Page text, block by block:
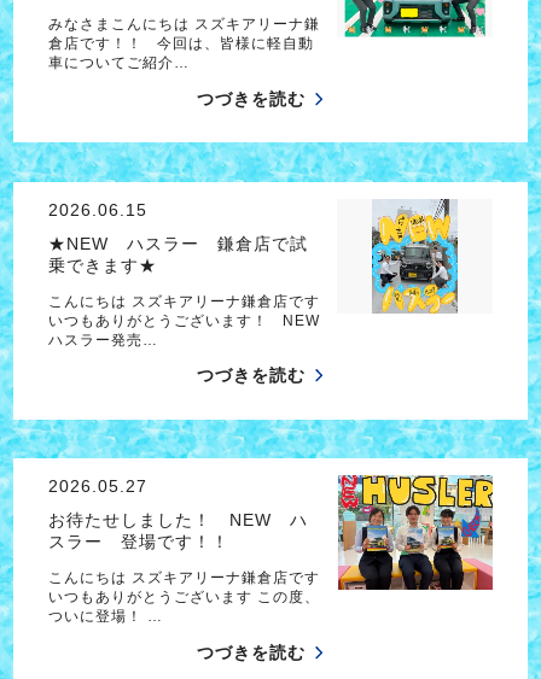
みなさまこんにちは スズキアリーナ鎌
倉店です！！ 今回は、皆様に軽自動
車についてご紹介…
つづきを読む
2026.06.15
★NEW ハスラー 鎌倉店で試
乗できます★
こんにちは スズキアリーナ鎌倉店です
いつもありがとうございます！ NEW
ハスラー発売…
つづきを読む
2026.05.27
お待たせしました！ NEW ハ
スラー 登場です！！
こんにちは スズキアリーナ鎌倉店です
いつもありがとうございます この度、
ついに登場！ …
つづきを読む